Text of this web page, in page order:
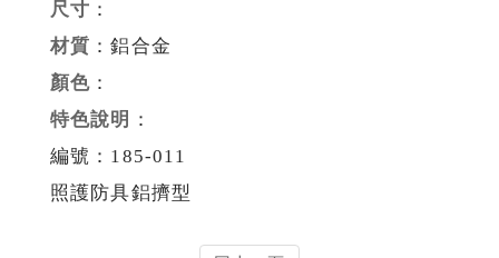
尺寸 ：
材質 ：鋁合金
顏色 ：
特色說明
：
編號：185-011
照護防具鋁擠型